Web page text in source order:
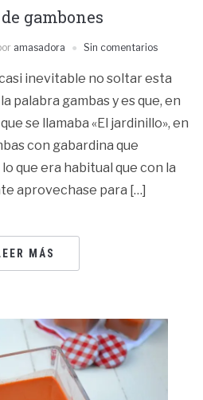
gambones
amasadora Sin comentarios
inevitable no soltar esta
palabra gambas y es que, en
se llamaba «El jardinillo», en
con gabardina que
que era habitual que con la
aprovechase para […]
MÁS